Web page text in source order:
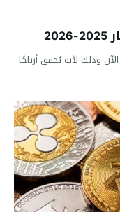
وذلك لأنه يُحقق أرباحًا